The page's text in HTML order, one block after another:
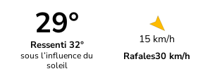
29°
Ressenti 32°
sous l’influence du
soleil
15 km/h
Rafales30 km/h